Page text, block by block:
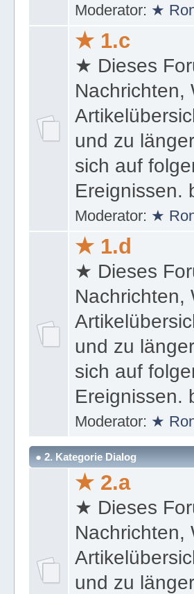
Moderator: ★
★ 1.c
★ Dieses
Nachrichten,
und zu
sich auf
Ereignissen.
Moderator: ★
★ 1.d
★ Dieses
Nachrichten,
und zu
sich auf
Ereignissen.
Moderator: ★
● 2. Kategorie Dialog
★ 2.a
★ Dieses
Nachrichten,
und zu